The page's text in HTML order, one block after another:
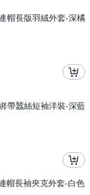
帽長版羽絨外套-深橘
帶蠶絲短袖洋裝-深藍
帽長袖夾克外套-白色